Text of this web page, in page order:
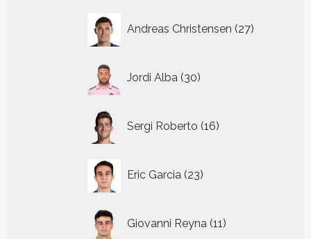
Andreas Christensen 27
producten
Jordi Alba 30
producten
Sergi Roberto 16
producten
Eric Garcia 23
producten
Giovanni Reyna 11
producten